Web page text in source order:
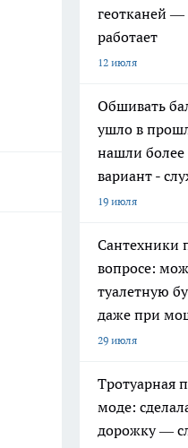
геотканей —
работает
12 июля
Обшивать
ушло в
нашли
вариант -
19 июля
Сантехники
вопросе:
туалетную
даже при
29 июля
Тротуарная
моде:
дорожку —